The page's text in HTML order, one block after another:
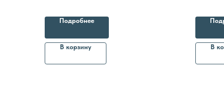
комбинированный тип старения
Подробнее
В корзину
тургора,
В
8 (982) 297 07 97